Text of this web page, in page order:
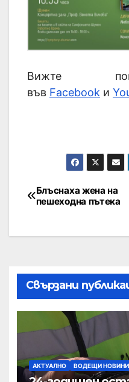
Вижте
във Facebook и
Блъснаха жена на
пешеходна пътека
Свързани
АКТУАЛНО ВОДЕЩИ НОВИНИ